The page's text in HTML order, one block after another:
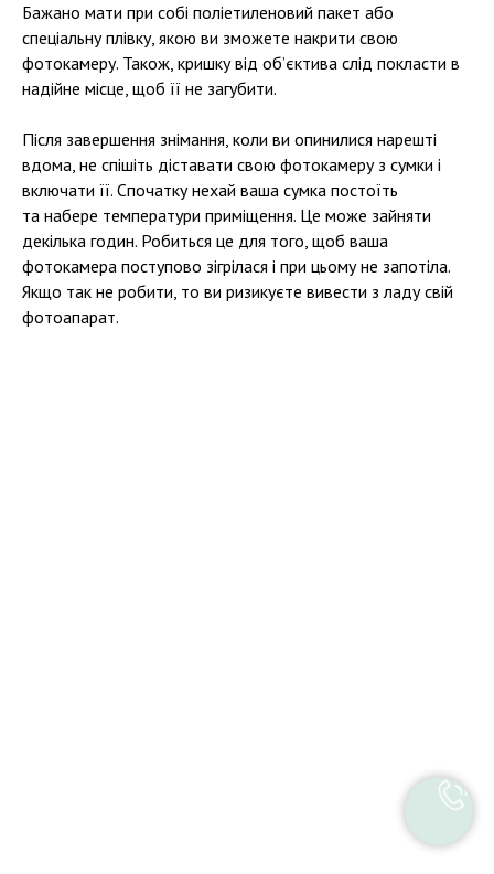
Бажано мати при собі поліетиленовий пакет або
спеціальну плівку, якою ви зможете накрити свою
фотокамеру. Також, кришку від об’єктива слід покласти в
надійне місце, щоб її не загубити.
Після завершення знімання, коли ви опинилися нарешті
вдома, не спішіть діставати свою фотокамеру з сумки і
включати її. Спочатку нехай ваша сумка постоїть
та набере температури приміщення. Це може зайняти
декілька годин. Робиться це для того, щоб ваша
фотокамера поступово зігрілася і при цьому не запотіла.
Якщо так не робити, то ви ризикуєте вивести з ладу свій
фотоапарат.